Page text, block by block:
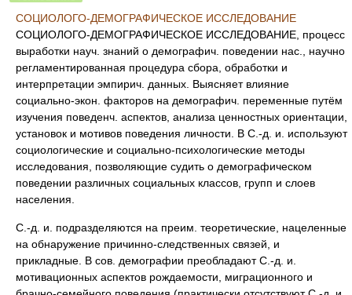
СОЦИOЛОГО-ДЕМОГРАФИЧЕСКОЕ ИССЛЕДОВАНИЕ
СОЦИOЛОГО-ДЕМОГРАФИЧЕСКОЕ ИССЛЕДОВАНИЕ, процесс
выработки науч. знаний о демографич. поведении нас., научно
регламентированная процедура сбора, обработки и
интерпретации эмпирич. данных. Выясняет влияние
социально-экон. факторов на демографич. переменные путём
изучения поведенч. аспектов, анализа ценностных ориентации,
установок и мотивов поведения личности. В С.-д. и. используют
социологические и социально-психологические методы
исследования, позволяющие судить о демографическом
поведении различных социальных классов, групп и слоев
населения.
С.-д. и. подразделяются на преим. теоретические, нацеленные
на обнаружение причинно-следственных связей, и
прикладные. В сов. демографии преобладают С.-д. и.
мотивационных аспектов рождаемости, миграционного и